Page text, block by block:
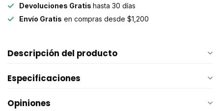
Devoluciones Gratis hasta 30 días
Envío Gratis en compras desde $1,200
Descripción del producto
Especificaciones
Opiniones